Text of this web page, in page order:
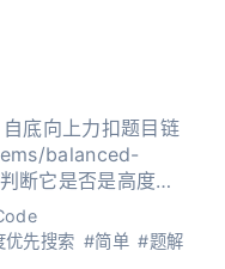
底向上力扣题目链
balanced-
断它是否是高度平
树的高度差的绝对
优先搜索 #简单 #题解